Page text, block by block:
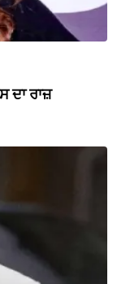
ਰਾਜ਼